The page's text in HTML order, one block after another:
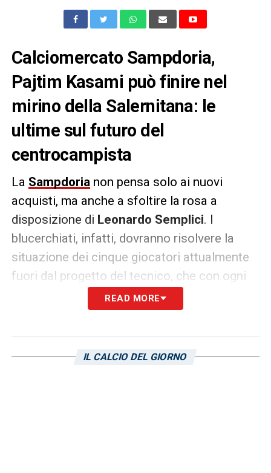
Calciomercato Sampdoria,
Pajtim Kasami può finire nel
mirino della Salernitana: le
ultime sul futuro del
centrocampista
La Sampdorianon pensa solo ai nuovi
acquisti, ma anche a sfoltire la rosa a
disposizione di Leonardo Semplici. I
blucerchiati, infatti, dovranno risolvere la
situazione dei cinque giocatori attualmente
fuori dal progetto del tecnico, che con ogni
probabilità cambieranno maglia in questi
ultimissimi giorni dicalciomercato
potrebbe diventare un obiettivo concreto di
READ MORE
IL CALCIO DEL GIORNO